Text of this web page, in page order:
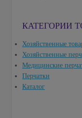
КАТЕГОРИИ
Хозяйственные
Хозяйственные
Медицинские
Перчатки
Каталог